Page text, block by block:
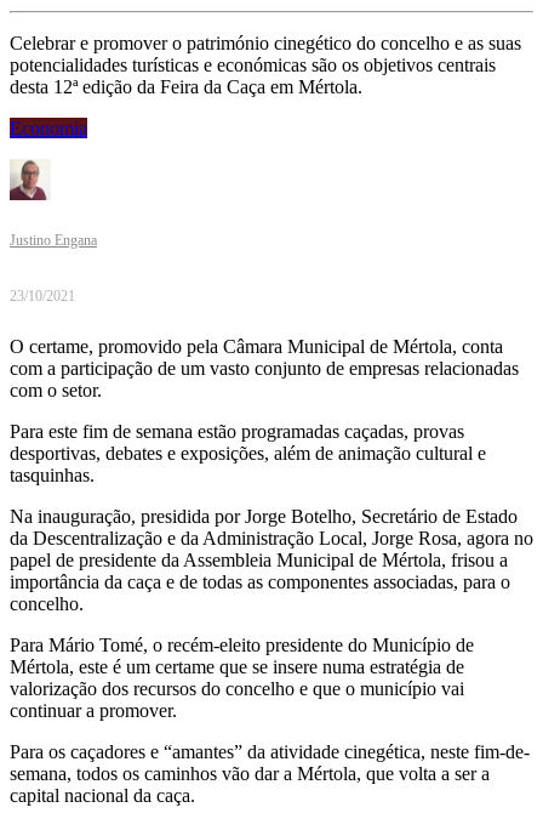
Celebrar e promover o património cinegético do concelho e as suas
potencialidades turísticas e económicas são os objetivos centrais
desta 12ª edição da Feira da Caça em Mértola.
Economia
Justino Engana
23/10/2021
O certame, promovido pela Câmara Municipal de Mértola, conta
com a participação de um vasto conjunto de empresas relacionadas
com o setor.
Para este fim de semana estão programadas caçadas, provas
desportivas, debates e exposições, além de animação cultural e
tasquinhas.
Na inauguração, presidida por Jorge Botelho, Secretário de Estado
da Descentralização e da Administração Local, Jorge Rosa, agora no
papel de presidente da Assembleia Municipal de Mértola, frisou a
importância da caça e de todas as componentes associadas, para o
concelho.
Para Mário Tomé, o recém-eleito presidente do Município de
Mértola, este é um certame que se insere numa estratégia de
valorização dos recursos do concelho e que o município vai
continuar a promover.
Para os caçadores e “amantes” da atividade cinegética, neste fim-de-
semana, todos os caminhos vão dar a Mértola, que volta a ser a
capital nacional da caça.